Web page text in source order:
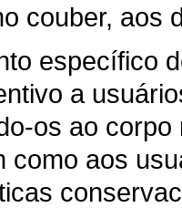
couber, aos
específico
a
os ao
como aos